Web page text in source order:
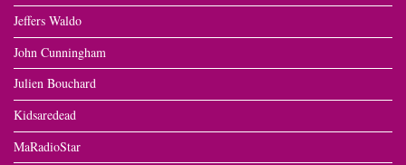
Jeffers Waldo
John Cunningham
Julien Bouchard
Kidsaredead
MaRadioStar